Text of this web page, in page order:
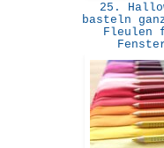
25.
basteln
Fleulen